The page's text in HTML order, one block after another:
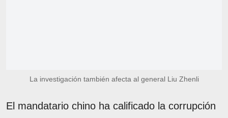
La investigación también afecta al general Liu Zhenli
El mandatario chino ha calificado la corrupción